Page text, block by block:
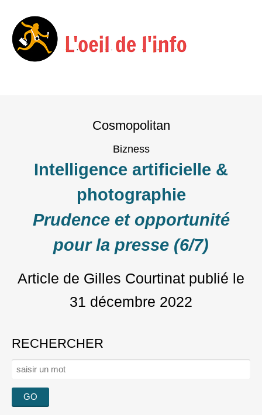
Cosmopolitan
Bizness
Intelligence artificielle &
photographie
Prudence et opportunité
pour la presse (6/7)
Article de Gilles Courtinat publié le
31 décembre 2022
RECHERCHER
Rechercher :